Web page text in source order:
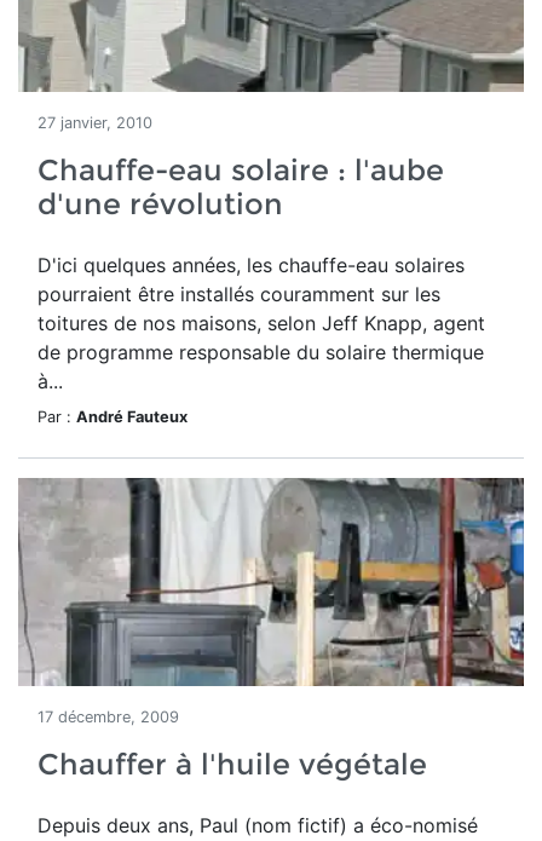
27 janvier, 2010
Chauffe-eau solaire : l'aube
d'une révolution
D'ici quelques années, les chauffe-eau solaires
pourraient être installés couramment sur les
toitures de nos maisons, selon Jeff Knapp, agent
de programme responsable du solaire thermique
à...
Par : André Fauteux
17 décembre, 2009
Chauffer à l'huile végétale
Depuis deux ans, Paul (nom fictif) a éco-nomisé